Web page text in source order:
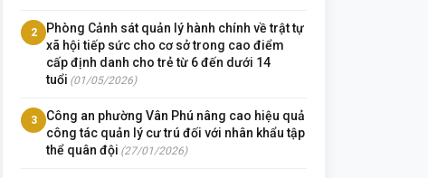
2
Phòng Cảnh sát quản lý hành chính về trật tự
xã hội tiếp sức cho cơ sở trong cao điểm
cấp định danh cho trẻ từ 6 đến dưới 14
tuổi (01/05/2026)
3
Công an phường Vân Phú nâng cao hiệu quả
công tác quản lý cư trú đối với nhân khẩu tập
thể quân đội (27/01/2026)